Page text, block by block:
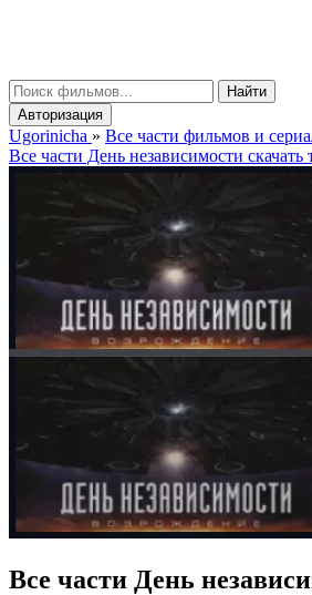
Найти
Авторизация
Ugorinicha » Все части фильмов и
Все части День независимости скачать
Все части День